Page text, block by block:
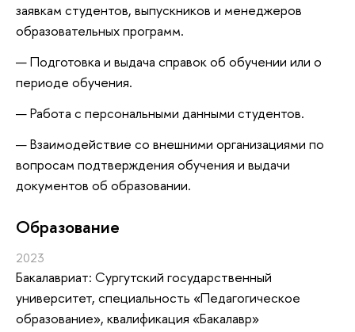
заявкам студентов, выпускников и менеджеров
образовательных программ.
Подготовка и выдача справок об обучении или о
периоде обучения.
Работа с персональными данными студентов.
Взаимодействие со внешними организациями по
вопросам подтверждения обучения и выдачи
документов об образовании.
Oбразование
2023
Бакалавриат: Сургутский государственный
университет, специальность «Педагогическое
образование», квалификация «Бакалавр»